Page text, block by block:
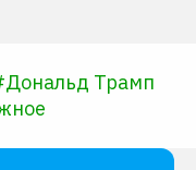
Дональд Трамп